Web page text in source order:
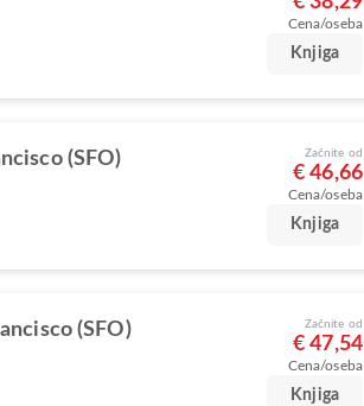
Cena/oseba
Knjiga
(SFO) Začnite od
€ 46,66
Cena/oseba
Knjiga
(SFO) Začnite od
€ 47,54
Cena/oseba
Knjiga